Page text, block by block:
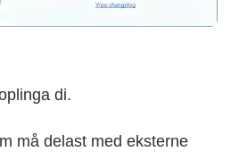
di.
må delast med eksterne